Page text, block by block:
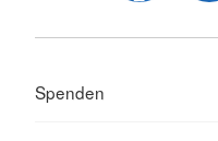
Spenden